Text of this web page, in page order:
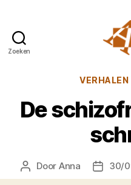
Zoeken
VERHALEN
De
Berichtauteur
Door Anna 30/